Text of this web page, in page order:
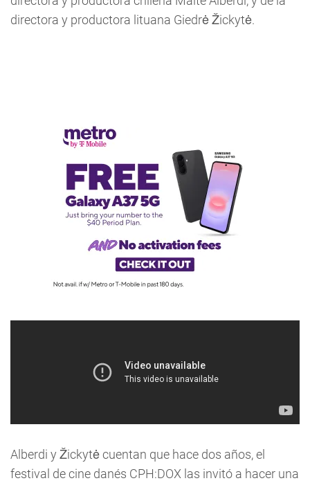
directora y productora lituana Giedrė Žickytė.
Alberdi y Žickytė cuentan que hace dos años, el
festival de cine danés CPH:DOX las invitó a hacer una